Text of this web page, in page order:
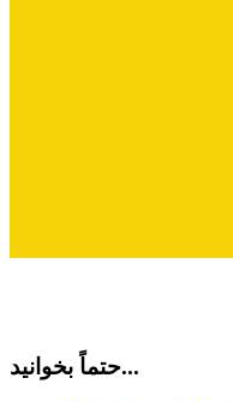
حتماً بخوانید...